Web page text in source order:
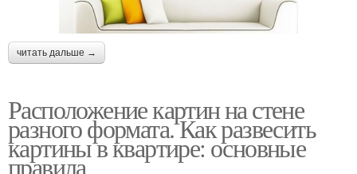
читать дальше →
Расположение картин на стене
разного формата. Как развесить
картины в квартире: основные
правила